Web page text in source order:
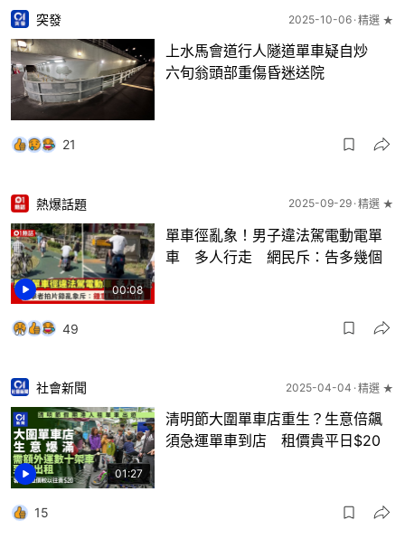
突發 2025-10-06 精選 ★
上水馬會道行人隧道單車疑自炒
六旬翁頭部重傷昏迷送院
21
00:08
熱爆話題 2025-09-29 精選 ★
單車徑亂象！男子違法駕電動電單
車 多人行走 網民斥：告多幾個
49
01:27
社會新聞 2025-04-04 精選 ★
清明節大圍單車店重生？生意倍飆
須急運單車到店 租價貴平日$20
15